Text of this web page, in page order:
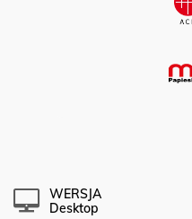
WERSJA
Desktop